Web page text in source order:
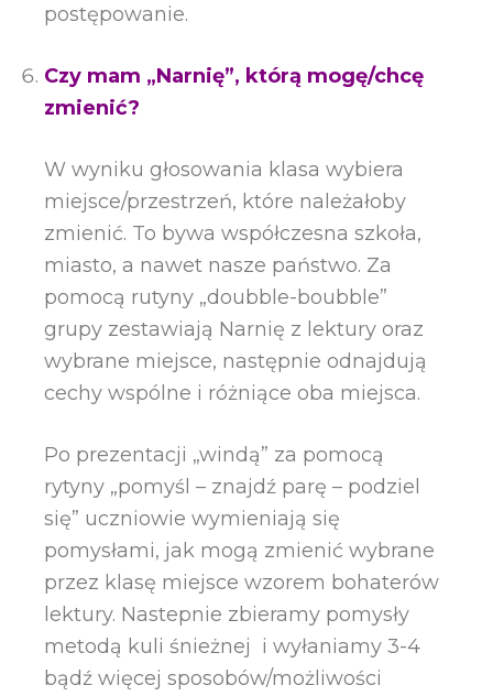
postępowanie.
Czy mam „Narnię”, którą mogę/chcę
zmienić?
W wyniku głosowania klasa wybiera
miejsce/przestrzeń, które należałoby
zmienić. To bywa współczesna szkoła,
miasto, a nawet nasze państwo. Za
pomocą rutyny „doubble-boubble”
grupy zestawiają Narnię z lektury oraz
wybrane miejsce, następnie odnajdują
cechy wspólne i różniące oba miejsca.
Po prezentacji „windą” za pomocą
rytyny „pomyśl – znajdź parę – podziel
się” uczniowie wymieniają się
pomysłami, jak mogą zmienić wybrane
przez klasę miejsce wzorem bohaterów
lektury. Nastepnie zbieramy pomysły
metodą kuli śnieżnej i wyłaniamy 3-4
bądź więcej sposobów/możliwości